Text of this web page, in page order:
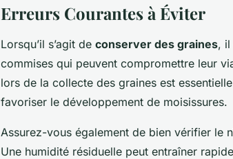
Erreurs Courantes à Éviter
Lorsqu’il s’agit de conserver des graines, il
commises qui peuvent compromettre leur
lors de la collecte des graines est
favoriser le développement de moisissures.
Assurez-vous également de bien vérifier le
Une humidité résiduelle peut entraîner